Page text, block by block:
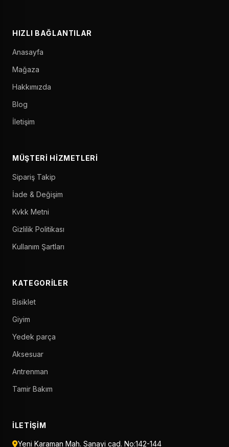
HIZLI BAĞLANTILAR
Anasayfa
Mağaza
Hakkımızda
Blog
İletişim
MÜŞTERI HIZMETLERI
Sipariş Takip
İade & Değişim
Kvkk Metni
Gizlilik Politikası
Kullanım Şartları
KATEGORILER
Bisiklet
Giyim
Yedek parça
Aksesuar
Antrenman
Tamir Bakım
İLETIŞIM
Yeni Karaman Mah. Sanayi cad. No:142-144